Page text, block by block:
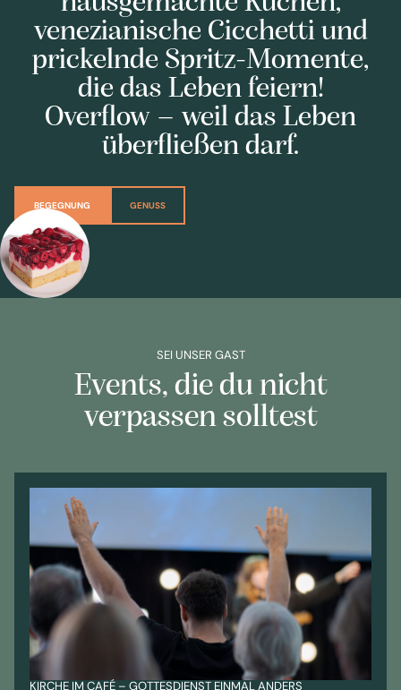
venezianische Cicchetti und
prickelnde Spritz-Momente,
die das Leben feiern!
Overflow – weil das Leben
überfließen darf.
BEGEGNUNG GENUSS
SEI UNSER GAST
Events, die du nicht
verpassen solltest
KIRCHE IM CAFÉ – GOTTESDIENST EINMAL ANDERS